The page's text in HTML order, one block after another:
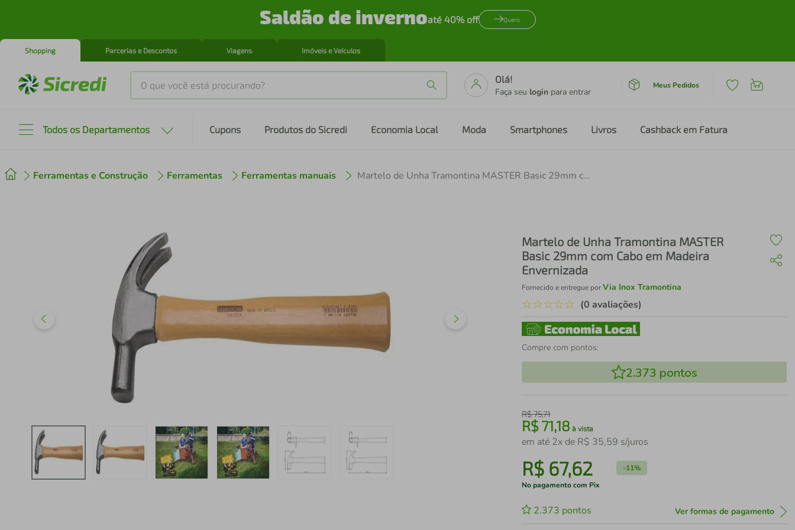
Saldão de invernoaté 40% off Quero
Shopping Parcerias e Descontos Viagens Imóveis e Veículos
O que você está procurando?
Olá!
Faça seu login para entrar
Meus Pedidos
Todos os Departamentos Cupons Produtos do Sicredi Economia Local Moda Smartphones Livros Cashback em Fatura
Ferramentas e Construção Ferramentas Ferramentas manuais Martelo de Unha Tramontina MASTER Basic 29mm com Cabo em Madeira Envernizada
Martelo de Unha Tramontina MASTER
Basic 29mm com Cabo em Madeira
Envernizada
Fornecido e entregue porVia Inox Tramontina
☆☆☆☆☆ (0 avaliações)
Compre com pontos:
2.373 pontos
R$75,71
R$71,18 à vista
em até 2x de R$ 35,59 s/juros
R$ 67,62 -11%
No pagamento com Pix
2.373 pontos Ver formas de pagamento
2º cafeteira
air fryer
º iphone